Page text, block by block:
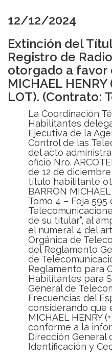
12/12/2024
Extinción del
Registro de
otorgado a favor
MICHAEL
LOT). (Contrato:
La Coordinación
Habilitantes
Ejecutiva de la
Control de las
del acto
oficio Nro.
de 12 de
título habilitante
BARRON
Tomo 4 – Foja
de su titular”, al
el numeral 4 del
Orgánica de
del Reglamento
de
Reglamento para
Habilitantes para
General de
Frecuencias del
considerando que
MICHAEL HENRY
conforme a la
Dirección General
Identificación y